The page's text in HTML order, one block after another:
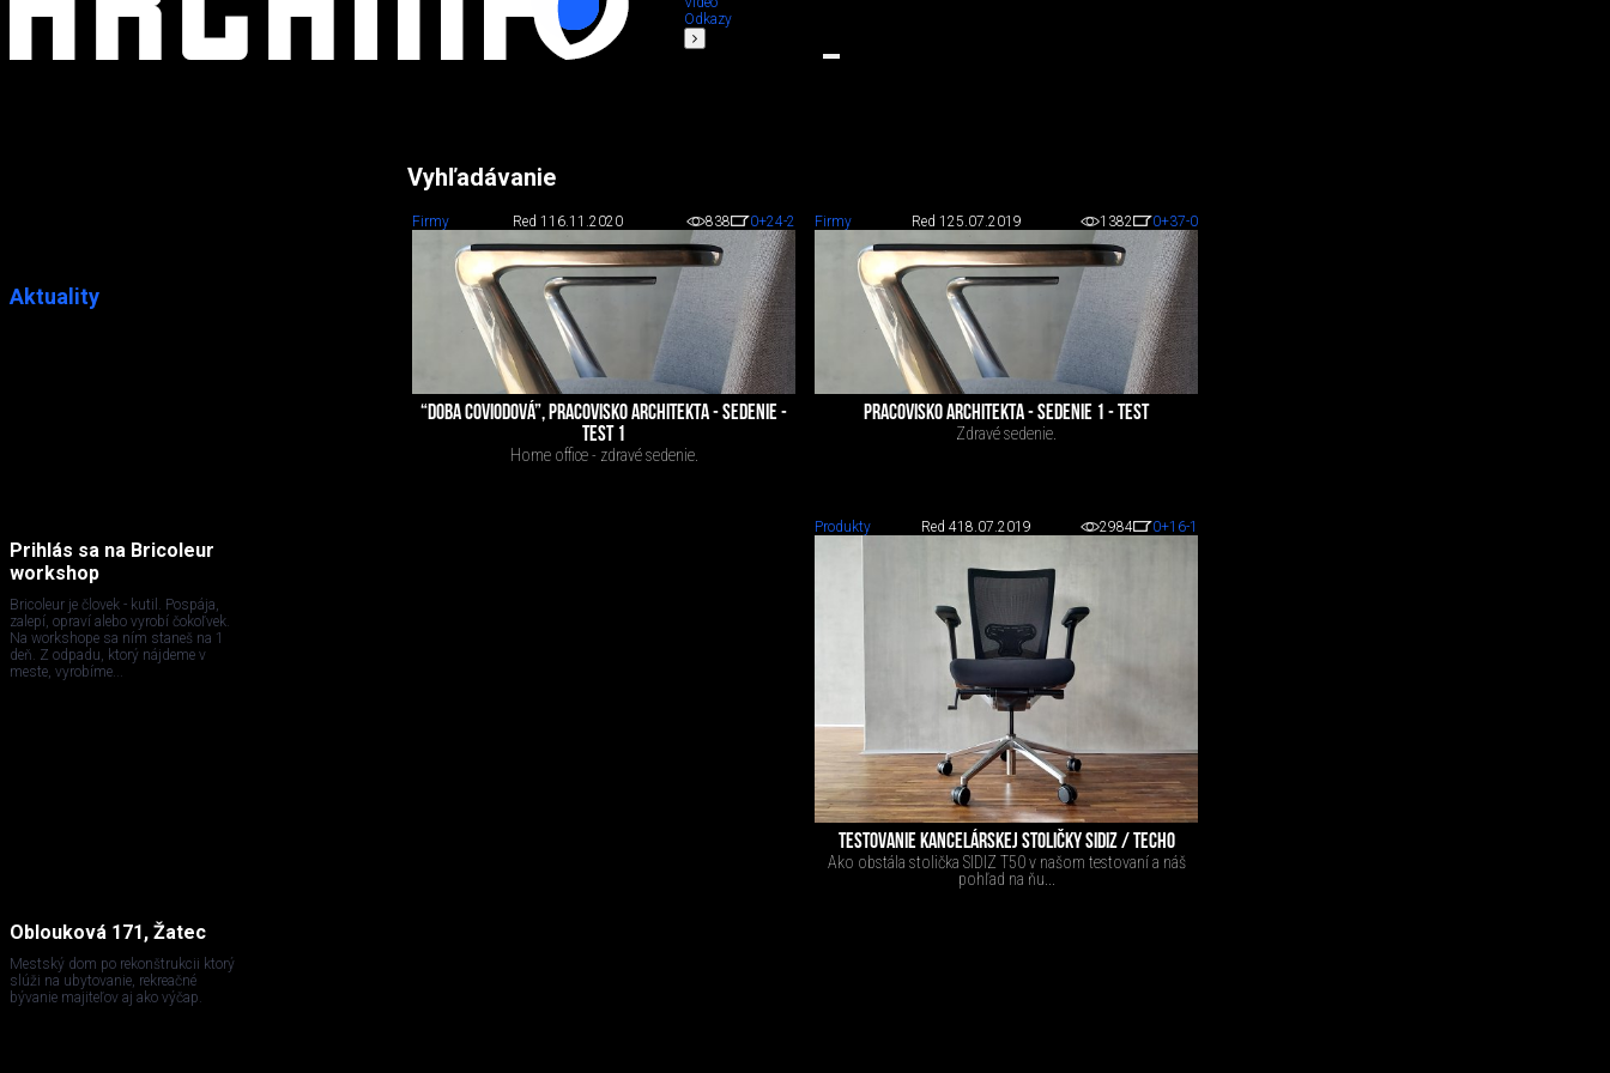
Odkazy
Aktuality
Prihlás sa na Bricoleur
workshop
Bricoleur je človek - kutil. Pospája,
zalepí, opraví alebo vyrobí čokoľvek.
Na workshope sa ním staneš na 1
deň. Z odpadu, ktorý nájdeme v
meste, vyrobíme...
Oblouková 171, Žatec
Mestský dom po rekonštrukcii ktorý
slúži na ubytovanie, rekreačné
bývanie majiteľov aj ako výčap.
Vyhľadávanie
Firmy Red 1 16.11.2020 838 0+24-2
“DOBA COVIODOVÁ”, PRACOVISKO ARCHITEKTA - SEDENIE -
TEST 1
Home office - zdravé sedenie.
Firmy Red 1 25.07.2019 1382 0+37-0
PRACOVISKO ARCHITEKTA - SEDENIE 1 - TEST
Zdravé sedenie.
Produkty Red 418.07.2019 2984 0+16-1
TESTOVANIE KANCELÁRSKEJ STOLIČKY SIDIZ / TECHO
Ako obstála stolička SIDIZ T50 v našom testovaní a náš
pohľad na ňu...